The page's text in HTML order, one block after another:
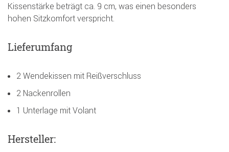
Kissenstärke beträgt ca. 9 cm, was einen besonders
hohen Sitzkomfort verspricht.
Lieferumfang
2 Wendekissen mit Reißverschluss
2 Nackenrollen
1 Unterlage mit Volant
Hersteller: